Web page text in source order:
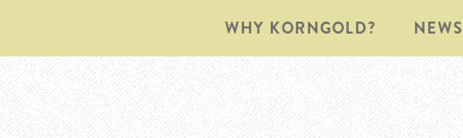
WHY KORNGOLD? NEWS